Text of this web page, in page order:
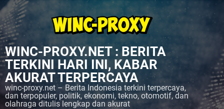
i
p
t
o
WINC-PROXY.NET : BERITA
TERKINI HARI INI, KABAR
AKURAT TERPERCAYA
winc-proxy.net – Berita Indonesia terkini terpercaya,
dan terpopuler, politik, ekonomi, tekno, otomotif, dan
olahraga ditulis lengkap dan akurat